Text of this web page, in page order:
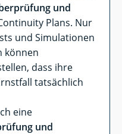
und
Plans. Nur
und Simulationen
können
dass ihre
tatsächlich
eine
und